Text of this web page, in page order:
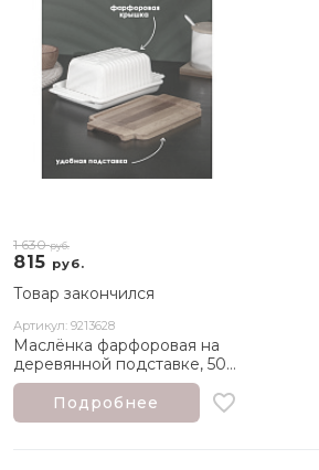
815 руб.
1 630руб.
Товар закончился
Артикул: 9213628
Маслёнка фарфоровая на
деревянной подставке, 500
мл, цвет белый
Подробнее